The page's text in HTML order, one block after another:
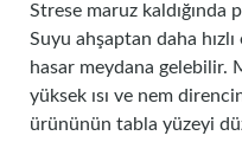
Strese maruz
Suyu ahşaptan daha
hasar meydana gelebilir.
yüksek ısı ve nem
ürününün tabla yüzeyi